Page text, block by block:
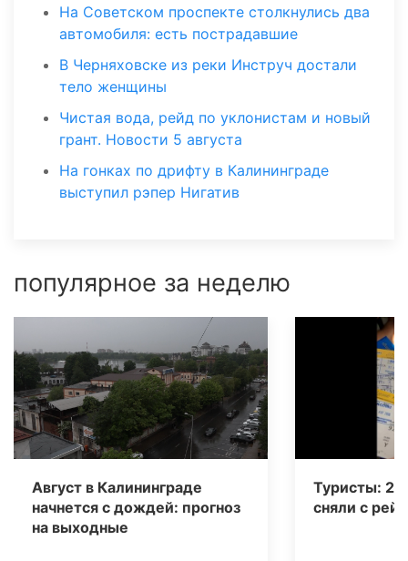
На Советском проспекте столкнулись два
автомобиля: есть пострадавшие
В Черняховске из реки Инструч достали
тело женщины
Чистая вода, рейд по уклонистам и новый
грант. Новости 5 августа
На гонках по дрифту в Калининграде
выступил рэпер Нигатив
популярное за неделю
Август в Калининграде
начнется с дождей: прогноз
на выходные
Туристы: 20
сняли с